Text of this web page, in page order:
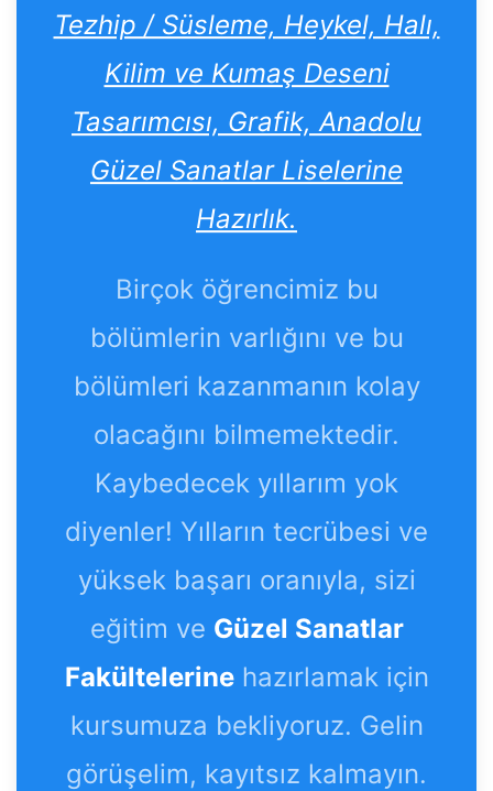
Tezhip / Süsleme, Heykel, Halı,
Kilim ve Kumaş Deseni
Tasarımcısı, Grafik, Anadolu
Güzel Sanatlar Liselerine
Hazırlık.
Birçok öğrencimiz bu
bölümlerin varlığını ve bu
bölümleri kazanmanın kolay
olacağını bilmemektedir.
Kaybedecek yıllarım yok
diyenler! Yılların tecrübesi ve
yüksek başarı oranıyla, sizi
eğitim ve Güzel Sanatlar
Fakültelerinehazırlamak için
kursumuza bekliyoruz. Gelin
görüşelim, kayıtsız kalmayın.